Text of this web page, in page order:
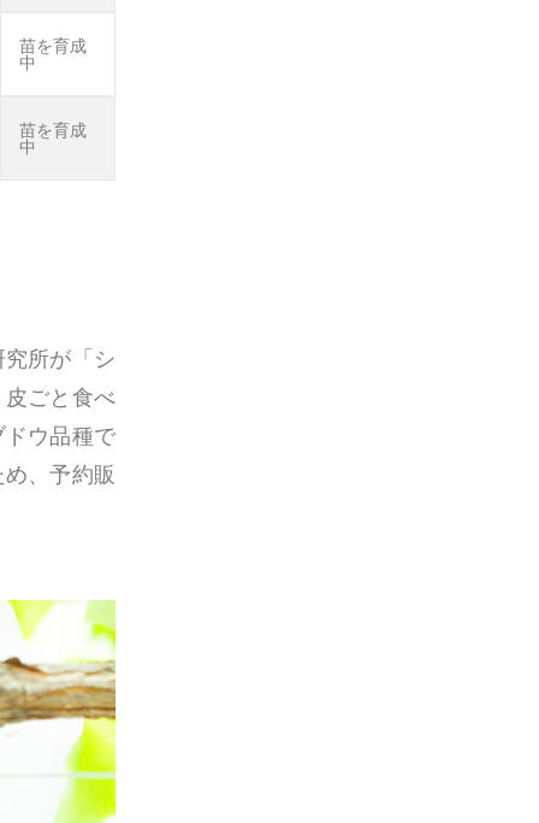
苗を育成
中
苗を育成
中
究所が 「シ
ごと食べ
ウ品種で
、予約販